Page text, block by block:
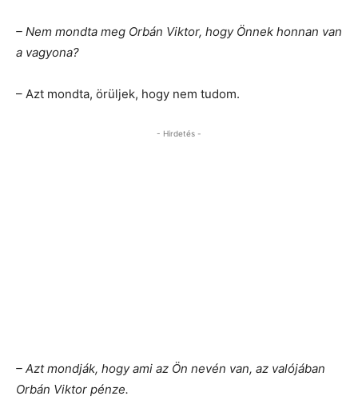
– Nem mondta meg Orbán Viktor, hogy Önnek honnan van
a vagyona?
– Azt mondta, örüljek, hogy nem tudom.
- Hirdetés -
– Azt mondják, hogy ami az Ön nevén van, az valójában
Orbán Viktor pénze.